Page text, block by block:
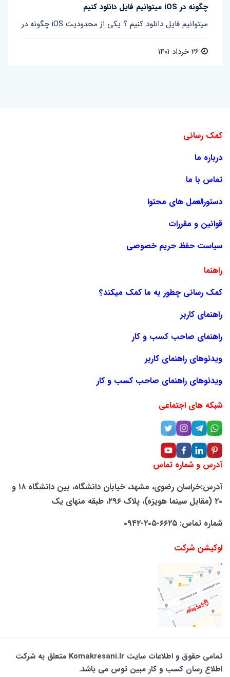
چگونه در iOS میتوانیم فایل دانلود کنیم
چگونه در iOS میتوانیم فایل دانلود کنیم ؟ یکی از محدودیت
کمک رسانی
درباره ما
تماس با ما
دستورالعمل های محتوا
قوانین و مقررات
سیاست حفظ حریم خصوصی
راهنما
کمک رسانی چطور به ما کمک میکند؟
راهنمای کاربر
راهنمای صاحب کسب و کار
ویدئوهای راهنمای کاربر
ویدئوهای راهنمای صاحب کسب و کار
شبکه های اجتماعی
آدرس و شماره تماس
آدرس:خراسان رضوی، مشهد، خیابان دانشگاه، بین دانشگاه ۱۸ و
۲۰ (مقابل سینما هویزه)، پلاک ۲۹۶، طبقه منهای یک
شماره تماس: ۶۶۲۵-۲۰۵-۰۹۴۲
لوکیشن شرکت
تمامی حقوق و اطلاعات سایت Komakresani.ir متعلق به شرکت
اطلاع رسان کسب و کار مبین توس می باشد.